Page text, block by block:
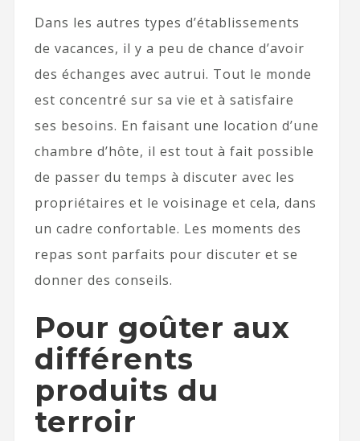
Dans les autres types d’établissements
de vacances, il y a peu de chance d’avoir
des échanges avec autrui. Tout le monde
est concentré sur sa vie et à satisfaire
ses besoins. En faisant une location d’une
chambre d’hôte, il est tout à fait possible
de passer du temps à discuter avec les
propriétaires et le voisinage et cela, dans
un cadre confortable. Les moments des
repas sont parfaits pour discuter et se
donner des conseils.
Pour goûter aux
différents
produits du
terroir